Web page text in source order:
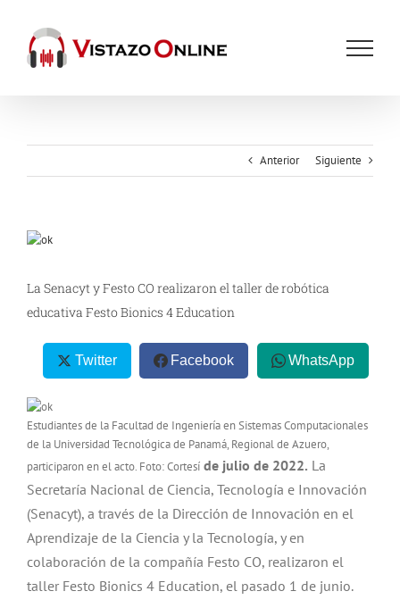
contenido
Anterior Siguiente
Ver
grande
La Senacyt y Festo CO realizaron el taller de robótica
educativa Festo Bionics 4 Education
Twitter Facebook WhatsApp
Estudiantes de la Facultad de Ingeniería en Sistemas Computacionales
de la Universidad Tecnológica de Panamá, Regional de Azuero,
participaron en el acto. Foto: Cortesí de julio de 2022. La
Secretaría Nacional de Ciencia, Tecnología e Innovación
(Senacyt), a través de la Dirección de Innovación en el
Aprendizaje de la Ciencia y la Tecnología, y en
colaboración de la compañía Festo CO, realizaron el
taller Festo Bionics 4 Education, el pasado 1 de junio.